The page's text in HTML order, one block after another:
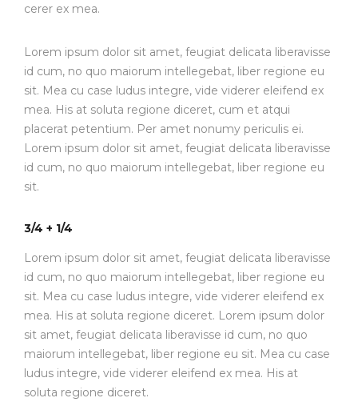
cerer ex mea.
Lorem ipsum dolor sit amet, feugiat delicata liberavisse
id cum, no quo maiorum intellegebat, liber regione eu
sit. Mea cu case ludus integre, vide viderer eleifend ex
mea. His at soluta regione diceret, cum et atqui
placerat petentium. Per amet nonumy periculis ei.
Lorem ipsum dolor sit amet, feugiat delicata liberavisse
id cum, no quo maiorum intellegebat, liber regione eu
sit.
3/4 + 1/4
Lorem ipsum dolor sit amet, feugiat delicata liberavisse
id cum, no quo maiorum intellegebat, liber regione eu
sit. Mea cu case ludus integre, vide viderer eleifend ex
mea. His at soluta regione diceret. Lorem ipsum dolor
sit amet, feugiat delicata liberavisse id cum, no quo
maiorum intellegebat, liber regione eu sit. Mea cu case
ludus integre, vide viderer eleifend ex mea. His at
soluta regione diceret.